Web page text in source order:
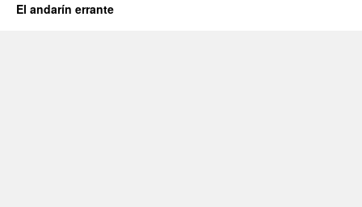
El andarín errante